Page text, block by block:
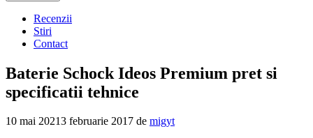
Recenzii
Stiri
Contact
Baterie Schock Ideos Premium pret si
specificatii tehnice
10 mai 20213 februarie 2017 de migyt